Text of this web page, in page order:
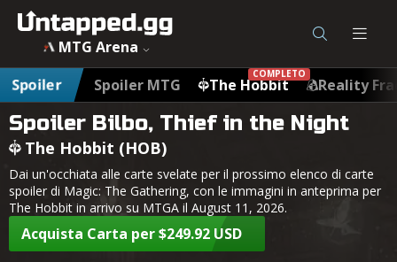
MTG Arena
Spoiler
Spoiler MTG The Hobbit
COMPLETO
Reality
Spoiler Bilbo, Thief in the Night
The Hobbit (HOB)
Dai un'occhiata alle carte svelate per il prossimo elenco di carte
spoiler di Magic: The Gathering, con le immagini in anteprima per
The Hobbit in arrivo su MTGA il August 11, 2026.
Acquista Carta per $249.92 USD